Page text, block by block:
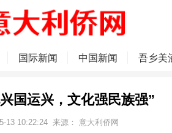
国际新闻 中国新闻 吾乡美
国运兴，文化强民族强”
13 10:22:24 来源： 意大利侨网